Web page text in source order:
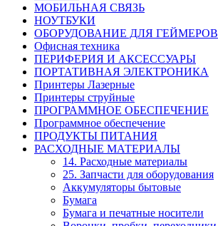
МОБИЛЬНАЯ СВЯЗЬ
НОУТБУКИ
ОБОРУДОВАНИЕ ДЛЯ ГЕЙМЕРОВ
Офисная техника
ПЕРИФЕРИЯ И АКСЕССУАРЫ
ПОРТАТИВНАЯ ЭЛЕКТРОНИКА
Принтеры Лазерные
Принтеры струйные
ПРОГРАММНОЕ ОБЕСПЕЧЕНИЕ
Программное обеспечение
ПРОДУКТЫ ПИТАНИЯ
РАСХОДНЫЕ МАТЕРИАЛЫ
14. Расходные материалы
25. Запчасти для оборудования
Аккумуляторы бытовые
Бумага
Бумага и печатные носители